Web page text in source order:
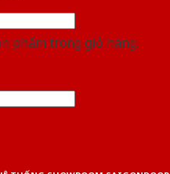
phẩm trong giỏ hàng.